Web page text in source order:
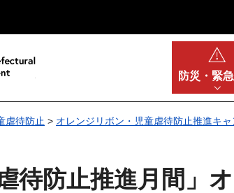
防災・ 緊
虐待防止 > オレンジリボン・児童虐待防止推進キャ
待防止推進月間」